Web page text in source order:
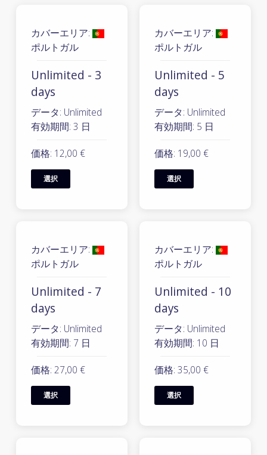
カバーエリア:
ポルトガル
Unlimited - 3
days
データ: Unlimited
有効期間: 3 日
価格: 12,00 €
選択
カバーエリア:
ポルトガル
Unlimited - 5
days
データ: Unlimited
有効期間: 5 日
価格: 19,00 €
選択
カバーエリア:
ポルトガル
Unlimited - 7
days
データ: Unlimited
有効期間: 7 日
価格: 27,00 €
選択
カバーエリア:
ポルトガル
Unlimited - 10
days
データ: Unlimited
有効期間: 10 日
価格: 35,00 €
選択